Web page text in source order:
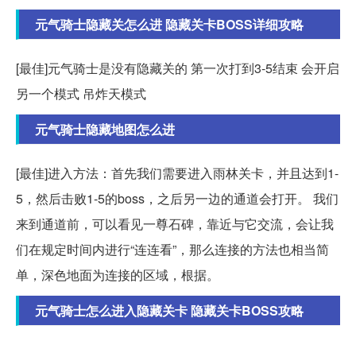
元气骑士隐藏关怎么进 隐藏关卡BOSS详细攻略
[最佳]元气骑士是没有隐藏关的 第一次打到3-5结束 会开启
另一个模式 吊炸天模式
元气骑士隐藏地图怎么进
[最佳]进入方法：首先我们需要进入雨林关卡，并且达到1-
5，然后击败1-5的boss，之后另一边的通道会打开。 我们
来到通道前，可以看见一尊石碑，靠近与它交流，会让我
们在规定时间内进行“连连看”，那么连接的方法也相当简
单，深色地面为连接的区域，根据。
元气骑士怎么进入隐藏关卡 隐藏关卡BOSS攻略